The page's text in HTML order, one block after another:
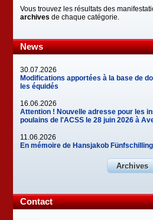
Vous trouvez les résultats des
archives de chaque catégorie.
News
30.07.2026
Modifications apportées à la base de
les équidés
16.06.2026
Attention ! Nouvelle adresse pour les
poulains de l'ACSS le 28 juin 2026 à
11.06.2026
En mémoire de Hansjakob Fünfschilling
Archives
Contact